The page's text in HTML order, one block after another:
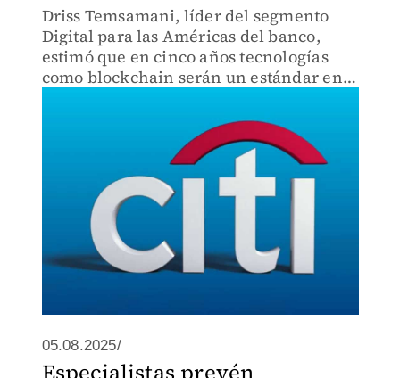
Driss Temsamani, líder del segmento
Digital para las Américas del banco,
estimó que en cinco años tecnologías
como blockchain serán un estándar en
05.08.2025/